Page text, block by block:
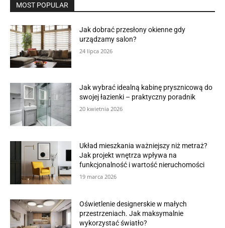
MOST POPULAR
Jak dobrać przesłony okienne gdy
urządzamy salon?
24 lipca 2026
Jak wybrać idealną kabinę prysznicową do
swojej łazienki – praktyczny poradnik
20 kwietnia 2026
Układ mieszkania ważniejszy niż metraż?
Jak projekt wnętrza wpływa na
funkcjonalność i wartość nieruchomości
19 marca 2026
Oświetlenie designerskie w małych
przestrzeniach. Jak maksymalnie
wykorzystać światło?